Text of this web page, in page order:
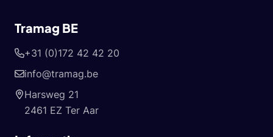
Tramag BE
+31 (0)172 42 42 20
info@tramag.be
Harsweg 21
2461 EZ Ter Aar